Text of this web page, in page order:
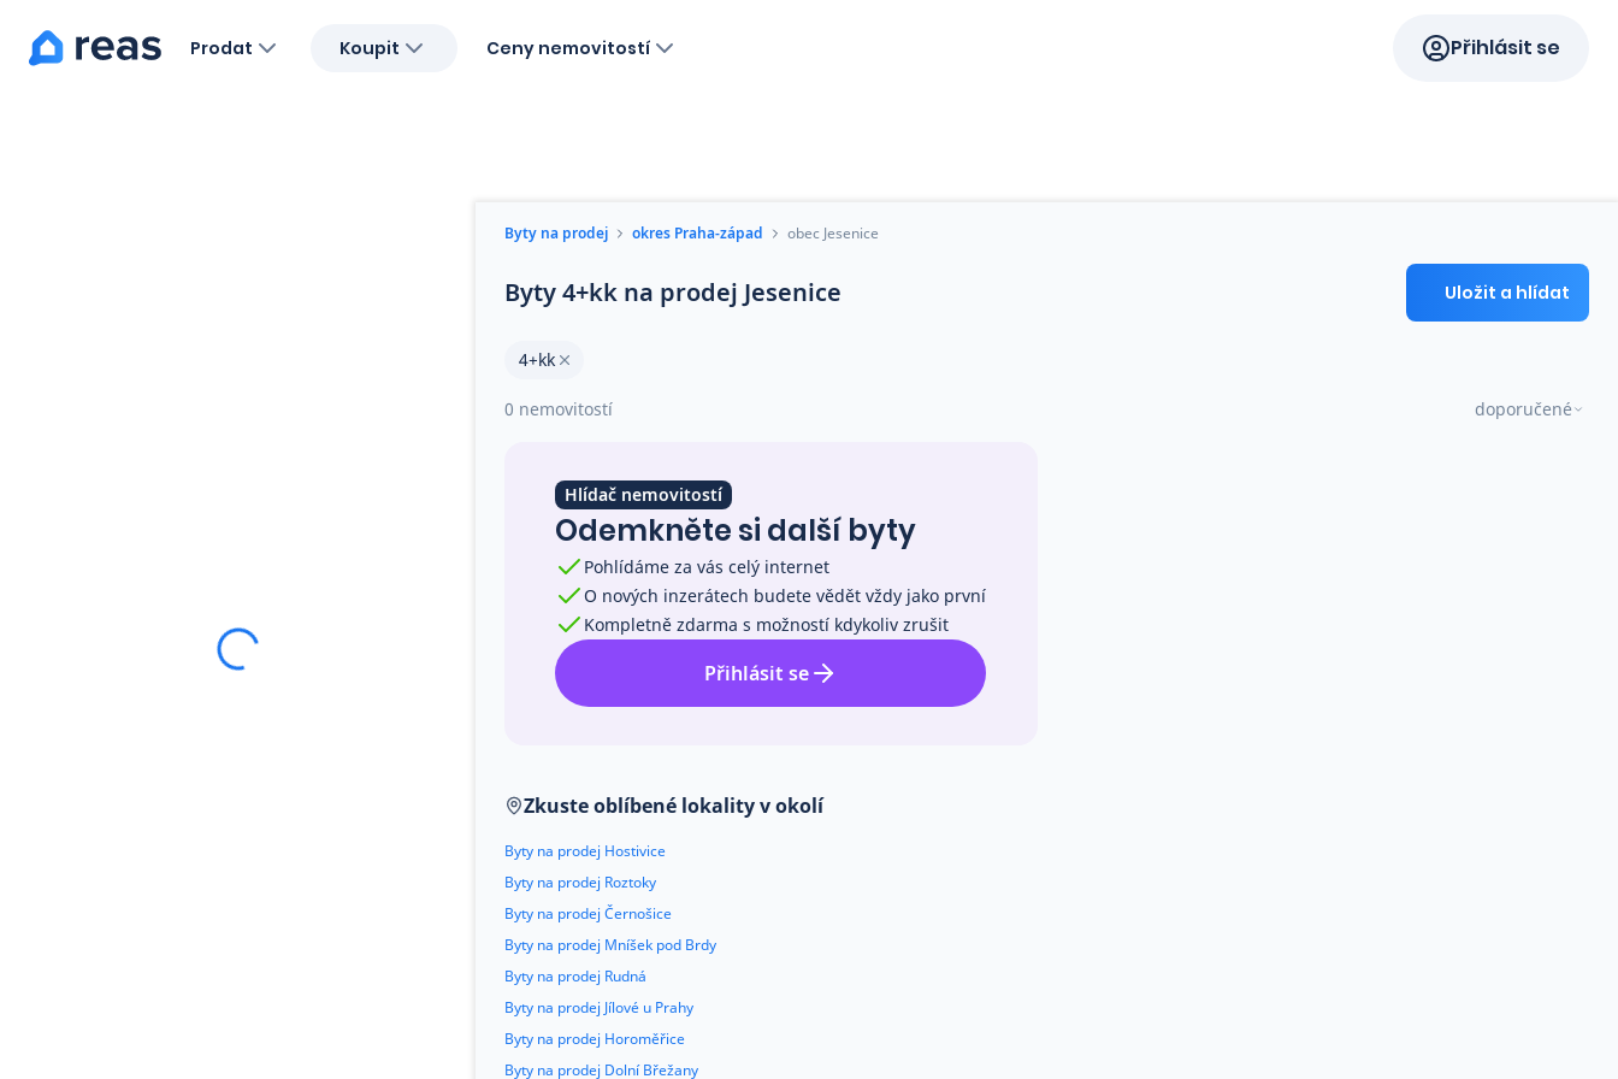
Prodat Koupit Ceny nemovitostí Přihlásit se
Byty na prodej okres Praha-západ obec Jesenice
Byty 4+kk na prodej Jesenice Uložit a hlídat
4+kk
0 nemovitostí doporučené
Hlídač nemovitostí
Odemkněte si další byty
Pohlídáme za vás celý internet
O nových inzerátech budete vědět vždy jako první
Kompletně zdarma s možností kdykoliv zrušit
Přihlásit se
Zkuste oblíbené lokality v okolí
Byty na prodej Hostivice
Byty na prodej Roztoky
Byty na prodej Černošice
Byty na prodej Mníšek pod Brdy
Byty na prodej Rudná
Byty na prodej Jílové u Prahy
Byty na prodej Horoměřice
Byty na prodej Dolní Břežany